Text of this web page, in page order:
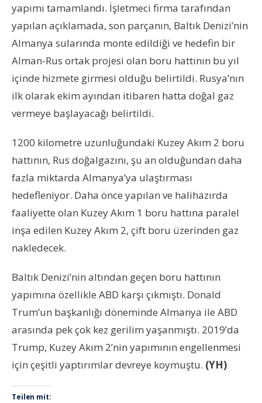
yapımı tamamlandı. İşletmeci firma tarafından
yapılan açıklamada, son parçanın, Baltık Denizi’nin
Almanya sularında monte edildiği ve hedefin bir
Alman-Rus ortak projesi olan boru hattının bu yıl
içinde hizmete girmesi olduğu belirtildi. Rusya’nın
ilk olarak ekim ayından itibaren hatta doğal gaz
vermeye başlayacağı belirtildi.
1200 kilometre uzunluğundaki Kuzey Akım 2 boru
hattının, Rus doğalgazını, şu an olduğundan daha
fazla miktarda Almanya’ya ulaştırması
hedefleniyor. Daha önce yapılan ve halihazırda
faaliyette olan Kuzey Akım 1 boru hattına paralel
inşa edilen Kuzey Akım 2, çift boru üzerinden gaz
nakledecek.
Baltık Denizi’nin altından geçen boru hattının
yapımına özellikle ABD karşı çıkmıştı. Donald
Trum’un başkanlığı döneminde Almanya ile ABD
arasında pek çok kez gerilim yaşanmıştı. 2019’da
Trump, Kuzey Akım 2’nin yapımının engellenmesi
için çeşitli yaptırımlar devreye koymuştu. (YH)
Teilen mit: